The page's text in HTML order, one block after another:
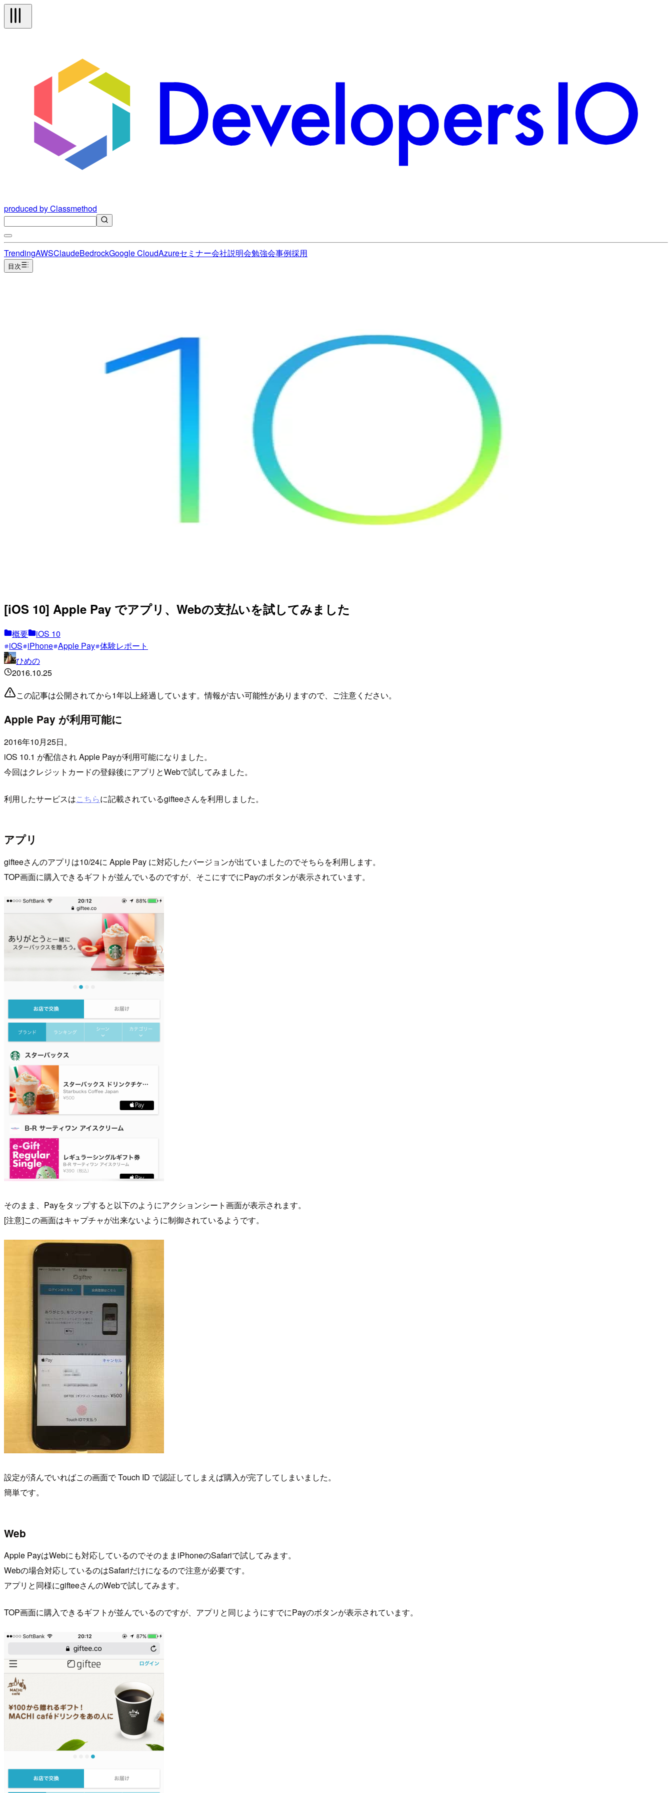
produced by Classmethod
TrendingAWSClaudeBedrockGoogle CloudAzureセミナー会社説明会勉強会事例採用
目次
[iOS 10] Apple Pay でアプリ、Webの支払いを試してみました
概要
iOS 10
iOS iPhone Apple Pay 体験レポート
ひめの
2016.10.25
この記事は公開されてから1年以上経過しています。情報が古い可能性がありますので、ご注意ください。
Apple Pay が利用可能に
2016年10月25日。
iOS 10.1 が配信され Apple Payが利用可能になりました。
今回はクレジットカードの登録後にアプリとWebで試してみました。
利用したサービスはこちらに記載されているgifteeさんを利用しました。
アプリ
gifteeさんのアプリは10/24に Apple Pay に対応したバージョンが出ていましたのでそちらを利用します。
TOP画面に購入できるギフトが並んでいるのですが、そこにすでにPayのボタンが表示されています。
そのまま、Payをタップすると以下のようにアクションシート画面が表示されます。
[注意]この画面はキャプチャが出来ないように制御されているようです。
設定が済んでいればこの画面で Touch ID で認証してしまえば購入が完了してしまいました。
簡単です。
Web
Apple PayはWebにも対応しているのでそのままiPhoneのSafariで試してみます。
Webの場合対応しているのはSafariだけになるので注意が必要です。
アプリと同様にgifteeさんのWebで試してみます。
TOP画面に購入できるギフトが並んでいるのですが、アプリと同じようにすでにPayのボタンが表示されています。